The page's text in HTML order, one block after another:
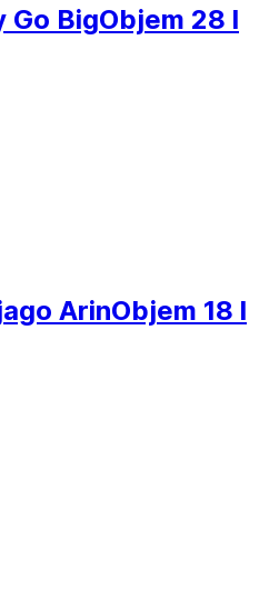
Go BigObjem 28 l
ArinObjem 18 l